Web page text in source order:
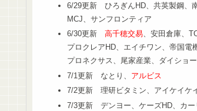
6/29更新 ひろぎんHD、共英製鋼、
MCJ、サンフロンティア
6/30更新 高千穂交易、安田倉庫、
プロクレアHD、エイチワン、帝国
プロネクサス、尾家産業、ダイショ
7/1更新 なとり、 アルビス
7/2更新 理研ビタミン、アイケイケイ
7/3更新 デンヨー、ケーズHD、カー